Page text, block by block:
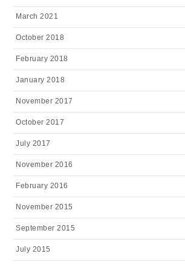
March 2021
October 2018
February 2018
January 2018
November 2017
October 2017
July 2017
November 2016
February 2016
November 2015
September 2015
July 2015